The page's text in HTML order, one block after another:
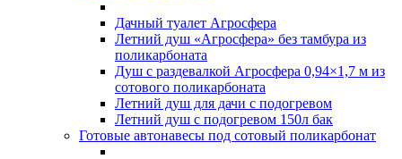
Дачный туалет Агросфера
Летний душ «Агросфера» без тамбура из
поликарбоната
Душ с раздевалкой Агросфера 0,94×1,7 м из
сотового поликарбоната
Летний душ для дачи с подогревом
Летний душ с подогревом 150л бак
Готовые автонавесы под сотовый поликарбонат